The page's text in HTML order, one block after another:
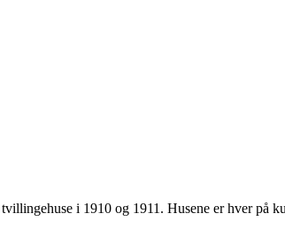
i 1910 og 1911. Husene er hver